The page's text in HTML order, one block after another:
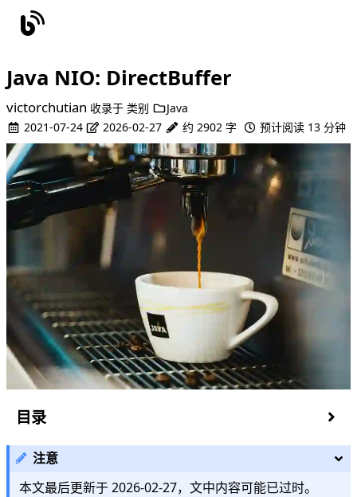
Java NIO: DirectBuffer
victorchutian 收录于 类别
Java
2021-07-24
2026-02-27 约 2902 字 预计阅读 13 分钟
目录
DirectByteBuffer
内存申请
内存预占
注意
本文最后更新于2026-02-27，文中内容可能已过时。